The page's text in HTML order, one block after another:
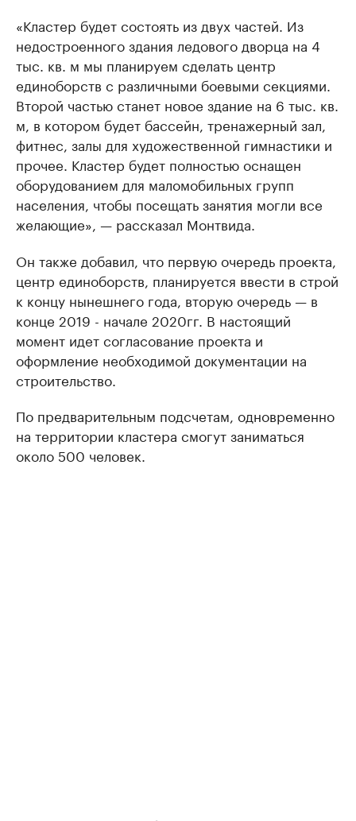
«Кластер будет состоять из двух частей. Из
недостроенного здания ледового дворца на 4
тыс. кв. м мы планируем сделать центр
единоборств с различными боевыми секциями.
Второй частью станет новое здание на 6 тыс. кв.
м, в котором будет бассейн, тренажерный зал,
фитнес, залы для художественной гимнастики и
прочее. Кластер будет полностью оснащен
оборудованием для маломобильных групп
населения, чтобы посещать занятия могли все
желающие», — рассказал Монтвида.
Он также добавил, что первую очередь проекта,
центр единоборств, планируется ввести в строй
к концу нынешнего года, вторую очередь — в
конце 2019 - начале 2020гг. В настоящий
момент идет согласование проекта и
оформление необходимой документации на
строительство.
По предварительным подсчетам, одновременно
на территории кластера смогут заниматься
около 500 человек.